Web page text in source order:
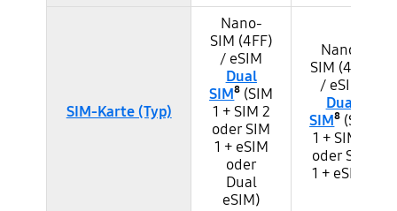
SIM-Karte (Typ)
Nano-
SIM (4FF)
/ eSIM
Dual
SIM⁸ (SIM
1 + SIM 2
oder SIM
1 + eSIM
oder
Dual
eSIM)
Nano-
SIM (4FF)
/ eSIM
Dual
SIM⁸ (SIM
1 + SIM 2
oder SIM
1 + eSIM)